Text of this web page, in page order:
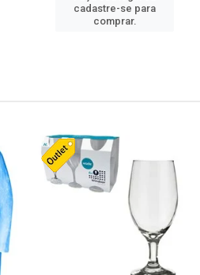
cadastre-se para
comprar.